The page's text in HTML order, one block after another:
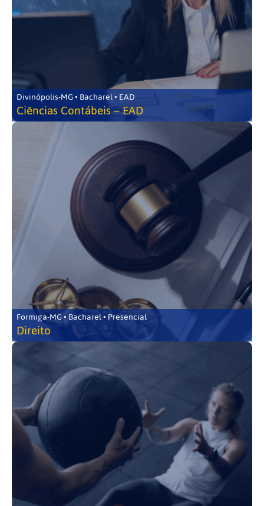
Divinópolis-MG • Bacharel • EAD
Ciências Contábeis – EAD
Formiga-MG • Bacharel • Presencial
Direito